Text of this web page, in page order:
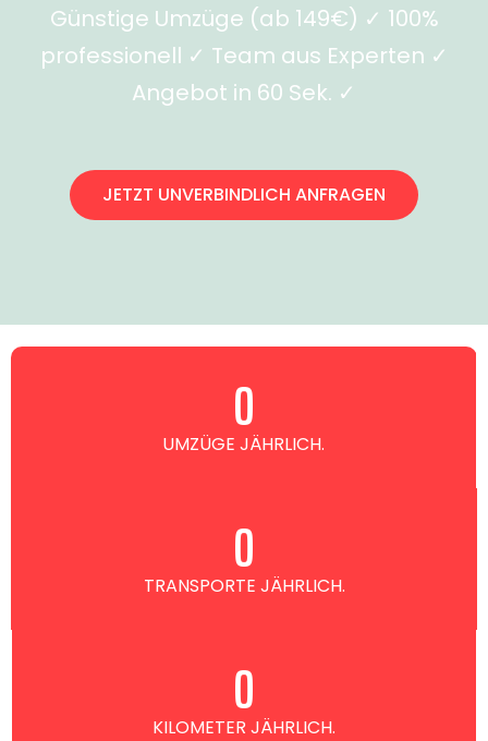
Günstige Umzüge (ab 149€) ✓ 100%
professionell ✓ Team aus Experten ✓
Angebot in 60 Sek. ✓
JETZT UNVERBINDLICH ANFRAGEN
UMZÜGE JÄHRLICH.
0
TRANSPORTE JÄHRLICH.
0
KILOMETER JÄHRLICH.
0